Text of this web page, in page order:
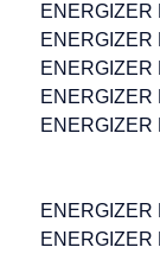
ENERGIZER
ENERGIZER
ENERGIZER
ENERGIZER
ENERGIZER